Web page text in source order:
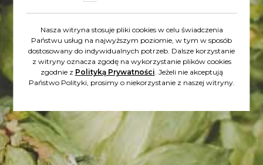
Zobacz inne
wpisy
Nasza witryna stosuje pliki cookies w celu świadczenia
Państwu usług na najwyższym poziomie, w tym w sposób
dostosowany do indywidualnych potrzeb. Dalsze korzystanie
z witryny oznacza zgodę na wykorzystanie plików cookies
zgodnie z Polityką Prywatności . Jeżeli nie akceptują
Państwo Polityki, prosimy o niekorzystanie z naszej witryny.